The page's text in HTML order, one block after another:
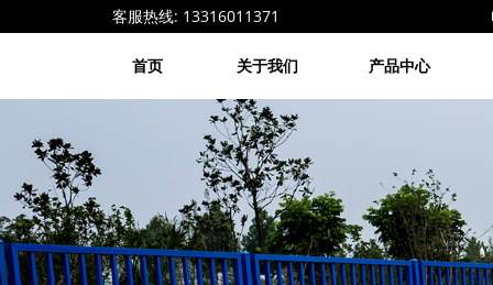
客服热线: 13316011371 电子邮箱:
首页 关于我们 产品中心